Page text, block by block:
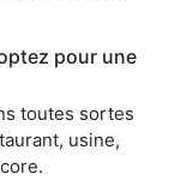
pour une
toutes sortes
usine,